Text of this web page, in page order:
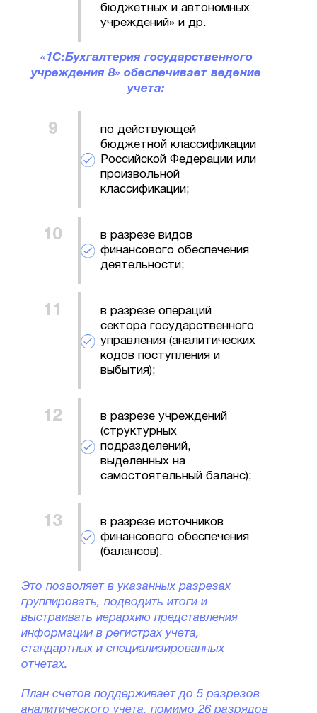
бюджетных и автономных
учреждений» и др.
«1С:Бухгалтерия государственного
учреждения 8» обеспечивает ведение
учета:
по действующей
бюджетной классификации
Российской Федерации или
произвольной
классификации;
в разрезе видов
финансового обеспечения
деятельности;
в разрезе операций
сектора государственного
управления (аналитических
кодов поступления и
выбытия);
в разрезе учреждений
(структурных
подразделений,
выделенных на
самостоятельный баланс);
в разрезе источников
финансового обеспечения
(балансов).
Это позволяет в указанных разрезах
группировать, подводить итоги и
выстраивать иерархию представления
информации в регистрах учета,
стандартных и специализированных
отчетах.
План счетов поддерживает до 5 разрезов
аналитического учета, помимо 26 разрядов